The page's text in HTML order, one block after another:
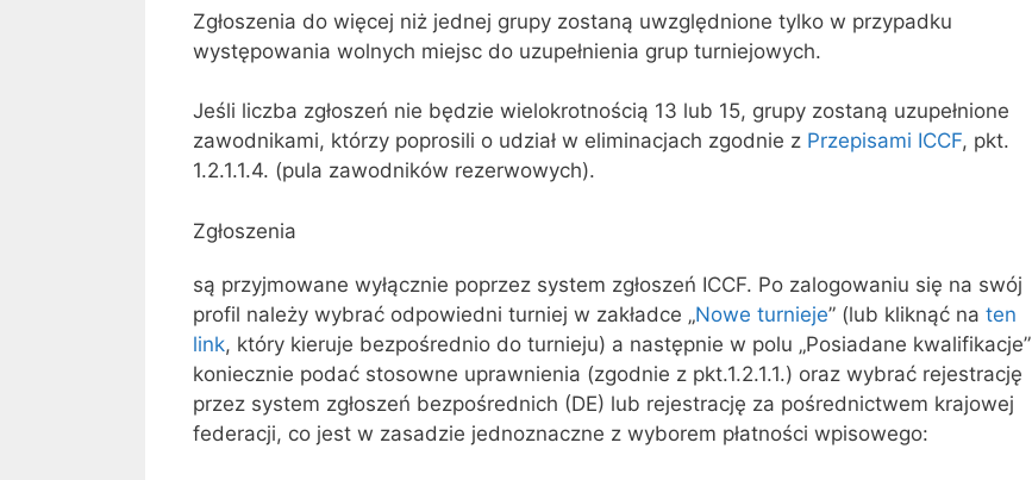
Zgłoszenia do więcej niż jednej grupy zostaną uwzględnione tylko w przypadku
występowania wolnych miejsc do uzupełnienia grup turniejowych.
Jeśli liczba zgłoszeń nie będzie wielokrotnością 13 lub 15, grupy zostaną uzupełnione
zawodnikami, którzy poprosili o udział w eliminacjach zgodnie z Przepisami ICCF, pkt.
1.2.1.1.4. (pula zawodników rezerwowych).
Zgłoszenia
są przyjmowane wyłącznie poprzez system zgłoszeń ICCF. Po zalogowaniu się na swój
profil należy wybrać odpowiedni turniej w zakładce „Nowe turnieje” (lub kliknąć na ten
link, który kieruje bezpośrednio do turnieju) a następnie w polu „Posiadane kwalifikacje”
koniecznie podać stosowne uprawnienia (zgodnie z pkt.1.2.1.1.) oraz wybrać rejestrację
przez system zgłoszeń bezpośrednich (DE) lub rejestrację za pośrednictwem krajowej
federacji, co jest w zasadzie jednoznaczne z wyborem płatności wpisowego: